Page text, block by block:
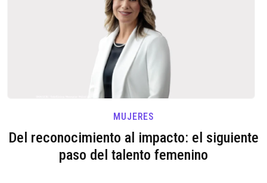
MUJERES
Del reconocimiento al impacto: el siguiente
paso del talento femenino